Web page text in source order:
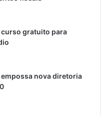
curso gratuito para
nova diretoria